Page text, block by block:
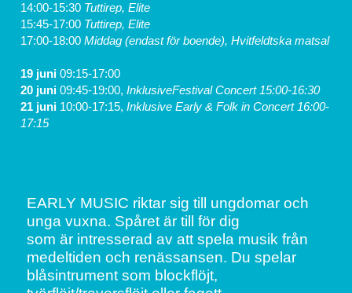
14:00-15:30 Tuttirep, Elite
15:45-17:00 Tuttirep, Elite
17:00-18:00 Middag (endast för boende), Hvitfeldtska matsal
19 juni
20 juni 09:45-19:00, InklusiveFestival Concert 15:00-16:30
21 juni 10:00-17:15, Inklusive Early & Folk in Concert 16:00-
17:15
EARLY MUSIC riktar sig till ungdomar och
unga vuxna. Spåret är till för dig
som är intresserad av att spela musik från
medeltiden och renässansen. Du spelar
blåsintrument som blockflöjt,